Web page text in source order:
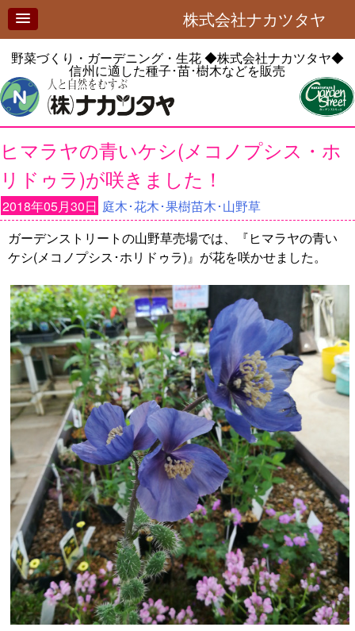
株式会社ナカツタヤ
野菜づくり・ガーデニング・生花◆株式会社ナカツタヤ◆
信州に適した種子･苗･樹木などを販売
ヒマラヤの青いケシ(メコノプシス・ホ
リドゥラ)が咲きました！
2018年05月30日 庭木･花木･果樹苗木･山野草
ガーデンストリートの山野草売場では、『ヒマラヤの青い
ケシ(メコノプシス･ホリドゥラ)』が花を咲かせました。